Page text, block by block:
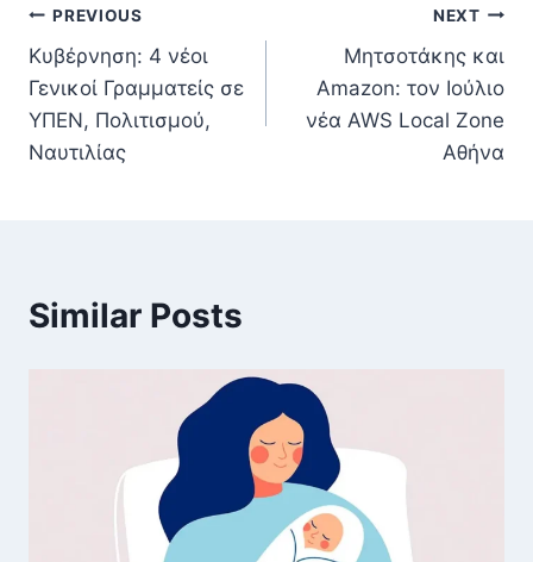
Πλοήγηση
άρθρων
PREVIOUS
Κυβέρνηση: 4 νέοι
Γενικοί Γραμματείς σε
ΥΠΕΝ, Πολιτισμού,
Ναυτιλίας
NEXT
Μητσοτάκης και
Amazon: τον Ιούλιο
νέα AWS Local Zone
Αθήνα
Similar Posts